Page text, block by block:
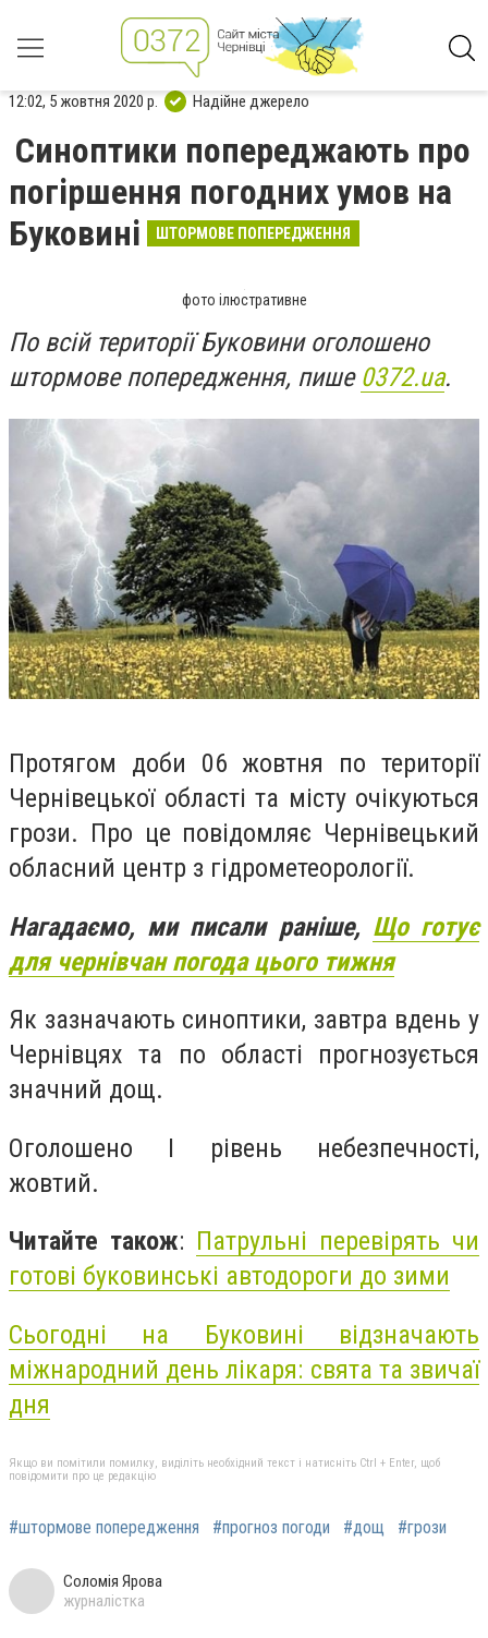
12:02, 5 жовтня 2020 р. Надійне джерело
Синоптики попереджають про
погіршення погодних умов на
Буковині
ШТОРМОВЕ ПОПЕРЕДЖЕННЯ
фото ілюстративне
По всій території Буковини оголошено
штормове попередження, пише 0372.ua.
Протягом доби 06 жовтня по території
Чернівецької області та місту очікуються
грози. Про це повідомляє Чернівецький
обласний центр з гідрометеорології.
Нагадаємо, ми писали раніше, Що готує
для чернівчан погода цього тижня
Як зазначають синоптики, завтра вдень у
Чернівцях та по області прогнозується
значний дощ.
Оголошено І рівень небезпечності,
жовтий.
Читайте також: Патрульні перевірять чи
готові буковинські автодороги до зими
Сьогодні на Буковині відзначають
міжнародний день лікаря: свята та звичаї
дня
Якщо ви помітили помилку, виділіть необхідний текст і натисніть Ctrl + Enter, щоб
повідомити про це редакцію
#штормове попередження #прогноз погоди #дощ #грози
Соломія Ярова
журналістка